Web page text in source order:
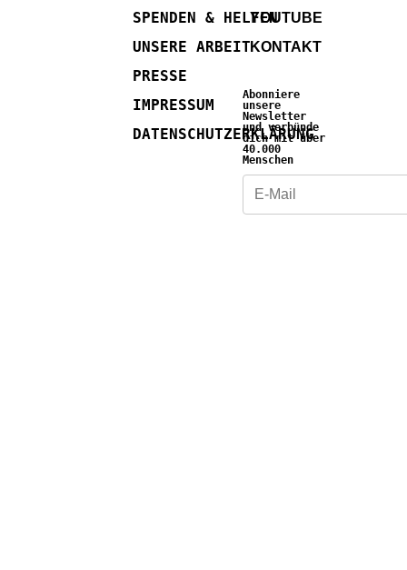
SPENDEN & HELFEN
UNSERE ARBEIT
PRESSE
IMPRESSUM
DATENSCHUTZERKLÄRUNG
YOUTUBE
KONTAKT
Abonniere
unsere
Newsletter
und verbünde
dich mit über
40.000
Menschen